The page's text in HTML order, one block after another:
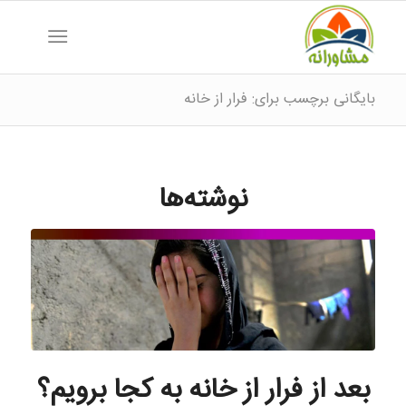
بایگانی برچسب برای: فرار از خانه
نوشته‌ها
بعد از فرار از خانه به کجا برویم؟